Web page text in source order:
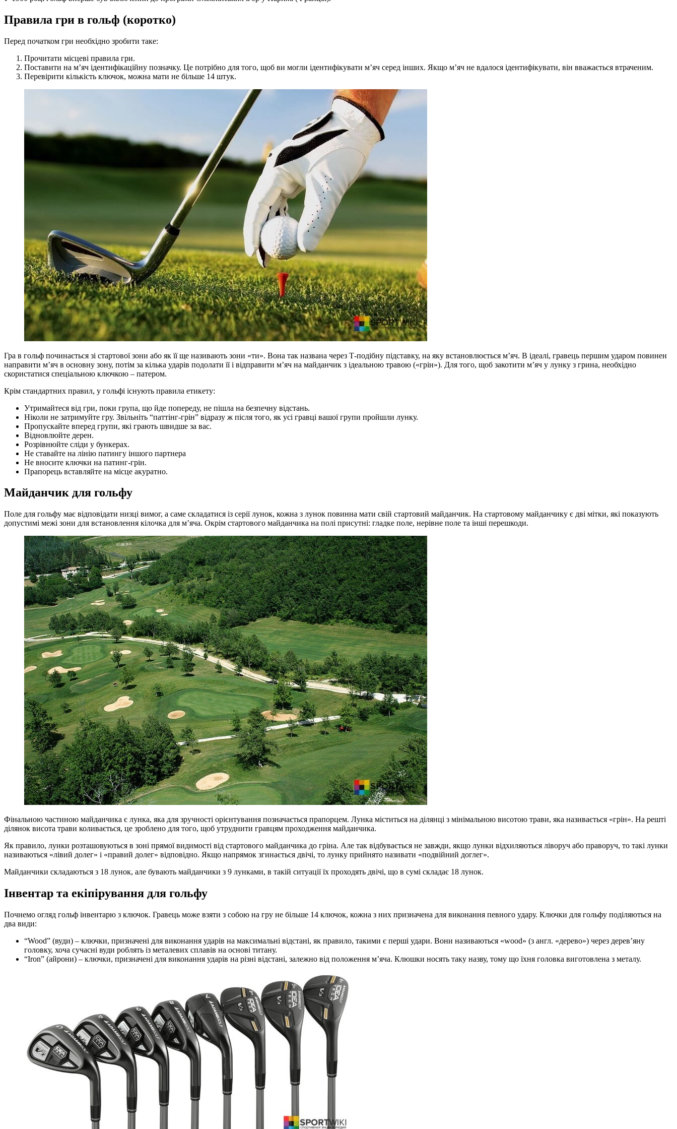
Правила гри в гольф (коротко)
Перед початком гри необхідно зробити таке:
Прочитати місцеві правила гри.
Поставити на м’яч ідентифікаційну позначку. Це потрібно для того, щоб ви могли ідентифікувати м’яч серед інших. Якщо м’яч не вдалося ідентифікувати, він вважається втраченим.
Перевірити кількість ключок, можна мати не більше 14 штук.
Гра в гольф починається зі стартової зони або як її ще називають зони «ти». Вона так названа через Т-подібну підставку, на яку встановлюється м’яч. В ідеалі, гравець першим ударом повинен
направити м’яч в основну зону, потім за кілька ударів подолати її і відправити м’яч на майданчик з ідеальною травою («грін»). Для того, щоб закотити м’яч у лунку з грина, необхідно
скористатися спеціальною ключкою – патером.
Крім стандартних правил, у гольфі існують правила етикету:
Утримайтеся від гри, поки група, що йде попереду, не пішла на безпечну відстань.
Ніколи не затримуйте гру. Звільніть “паттінг-грін” відразу ж після того, як усі гравці вашої групи пройшли лунку.
Пропускайте вперед групи, які грають швидше за вас.
Відновлюйте дерен.
Розрівнюйте сліди у бункерах.
Не ставайте на лінію патингу іншого партнера
Не вносите ключки на патинг-грін.
Прапорець вставляйте на місце акуратно.
Майданчик для гольфу
Поле для гольфу має відповідати низці вимог, а саме складатися із серії лунок, кожна з лунок повинна мати свій стартовий майданчик. На стартовому майданчику є дві мітки, які показують
допустимі межі зони для встановлення кілочка для м’яча. Окрім стартового майданчика на полі присутні: гладке поле, нерівне поле та інші перешкоди.
Фінальною частиною майданчика є лунка, яка для зручності орієнтування позначається прапорцем. Лунка міститься на ділянці з мінімальною висотою трави, яка називається «грін». На решті
ділянок висота трави коливається, це зроблено для того, щоб утруднити гравцям проходження майданчика.
Як правило, лунки розташовуються в зоні прямої видимості від стартового майданчика до гріна. Але так відбувається не завжди, якщо лунки відхиляються ліворуч або праворуч, то такі лунки
називаються «лівий долег» і «правий долег» відповідно. Якщо напрямок згинається двічі, то лунку прийнято називати «подвійний доглег».
Майданчики складаються з 18 лунок, але бувають майданчики з 9 лунками, в такій ситуації їх проходять двічі, що в сумі складає 18 лунок.
Інвентар та екіпірування для гольфу
Почнемо огляд гольф інвентарю з ключок. Гравець може взяти з собою на гру не більше 14 ключок, кожна з них призначена для виконання певного удару. Ключки для гольфу поділяються на
два види:
“Wood” (вуди) – ключки, призначені для виконання ударів на максимальні відстані, як правило, такими є перші удари. Вони називаються «wood» (з англ. «дерево») через дерев’яну
головку, хоча сучасні вуди роблять із металевих сплавів на основі титану.
“Iron” (айрони) – ключки, призначені для виконання ударів на різні відстані, залежно від положення м’яча. Клюшки носять таку назву, тому що їхня головка виготовлена ​​з металу.